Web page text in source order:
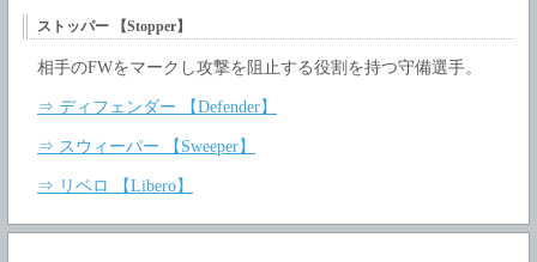
ストッパー 【Stopper】
相手のFWをマークし攻撃を阻止する役割を持つ守備選手。
⇒ ディフェンダー 【Defender】
⇒ スウィーパー 【Sweeper】
⇒ リベロ 【Libero】